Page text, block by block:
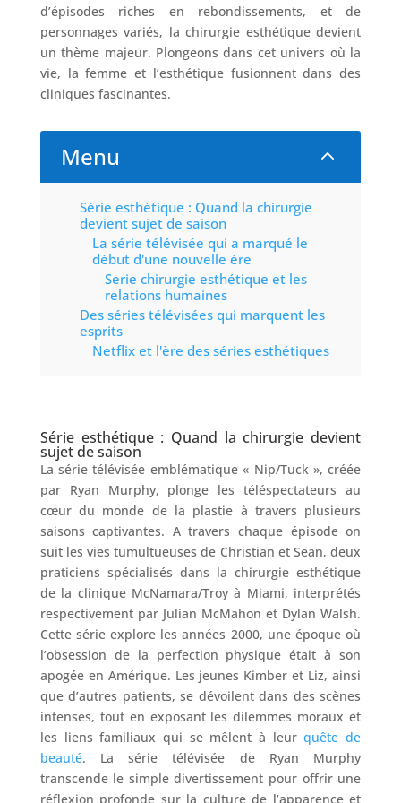
Nos
Nos
chirurgies
Obésité
chirurgiens
FAQ
Nos
cliniques
Nos
articles
Avant
/
Après
Devis
Gratuit
d’épisodes riches en rebondissements, et de
personnages variés, la chirurgie esthétique devient
un thème majeur. Plongeons dans cet univers où la
vie, la femme et l’esthétique fusionnent dans des
cliniques fascinantes.
Menu 2
Série esthétique : Quand la chirurgie
devient sujet de saison
La série télévisée qui a marqué le
début d'une nouvelle ère
Serie chirurgie esthétique et les
relations humaines
Des séries télévisées qui marquent les
esprits
Netflix et l'ère des séries esthétiques
Série esthétique : Quand la chirurgie devient
sujet de saison
La série télévisée emblématique « Nip/Tuck », créée
par Ryan Murphy, plonge les téléspectateurs au
cœur du monde de la plastie à travers plusieurs
saisons captivantes. A travers chaque épisode on
suit les vies tumultueuses de Christian et Sean, deux
praticiens spécialisés dans la chirurgie esthétique
de la clinique McNamara/Troy à Miami, interprétés
respectivement par Julian McMahon et Dylan Walsh.
Cette série explore les années 2000, une époque où
l’obsession de la perfection physique était à son
apogée en Amérique. Les jeunes Kimber et Liz, ainsi
que d’autres patients, se dévoilent dans des scènes
intenses, tout en exposant les dilemmes moraux et
les liens familiaux qui se mêlent à leurquête de
beauté. La série télévisée de Ryan Murphy
transcende le simple divertissement pour offrir une
réflexion profonde sur la culture de l’apparence et